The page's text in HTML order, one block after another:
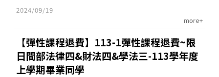
2024/09/19
more+
【彈性課程退費】113-1彈性課程退費~限
日間部法律四&財法四&學法三-113學年度
上學期畢業同學